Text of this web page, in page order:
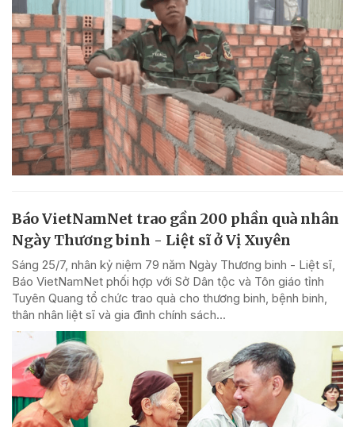
Báo VietNamNet trao gần 200 phần quà nhân
Ngày Thương binh - Liệt sĩ ở Vị Xuyên
Sáng 25/7, nhân kỷ niệm 79 năm Ngày Thương binh - Liệt sĩ,
Báo VietNamNet phối hợp với Sở Dân tộc và Tôn giáo tỉnh
Tuyên Quang tổ chức trao quà cho thương binh, bệnh binh,
thân nhân liệt sĩ và gia đình chính sách...